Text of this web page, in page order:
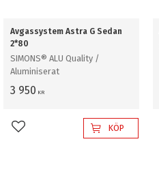
Avgassystem Astra G Sedan
2*80
SIMONS® ALU Quality /
Aluminiserat
3 950 KR
Lägg till i favoriterKÖP